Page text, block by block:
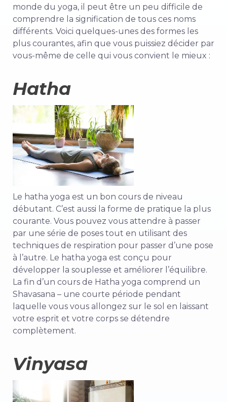
monde du yoga, il peut être un peu difficile de
comprendre la signification de tous ces noms
différents. Voici quelques-unes des formes les
plus courantes, afin que vous puissiez décider par
vous-même de celle qui vous convient le mieux :
Hatha
Le hatha yoga est un bon cours de niveau
débutant. C’est aussi la forme de pratique la plus
courante. Vous pouvez vous attendre à passer
par une série de poses tout en utilisant des
techniques de respiration pour passer d’une pose
à l’autre. Le hatha yoga est conçu pour
développer la souplesse et améliorer l’équilibre.
La fin d’un cours de Hatha yoga comprend un
Shavasana – une courte période pendant
laquelle vous vous allongez sur le sol en laissant
votre esprit et votre corps se détendre
complètement.
Vinyasa